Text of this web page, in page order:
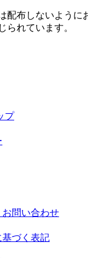
配布しないように
られています。
プ
お問い合わせ
づく表記